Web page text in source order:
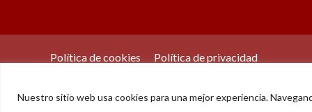
Nuestro sitio web usa cookies para una mejor experiencia.
Política de cookies Política de privacidad
©